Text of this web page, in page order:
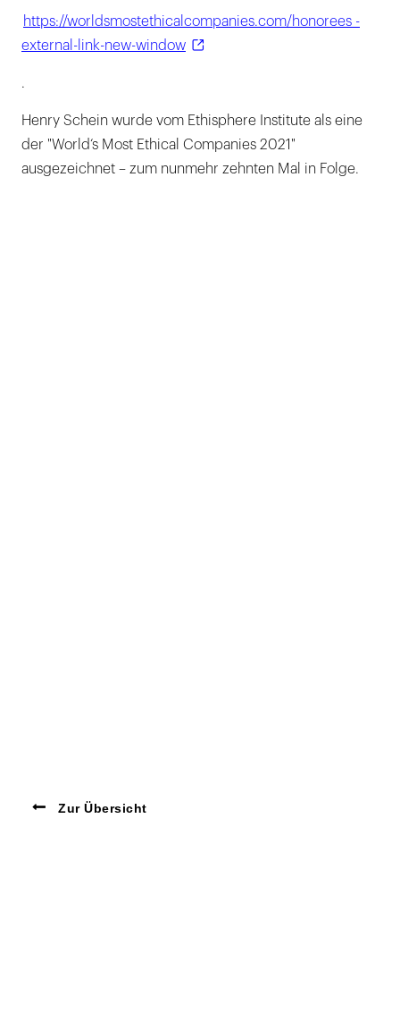
https://worldsmostethicalcompanies.com/honorees -
external-link-new-window
.
Henry Schein wurde vom Ethisphere Institute als eine
der "World‘s Most Ethical Companies 2021"
ausgezeichnet – zum nunmehr zehnten Mal in Folge.
Zur Übersicht